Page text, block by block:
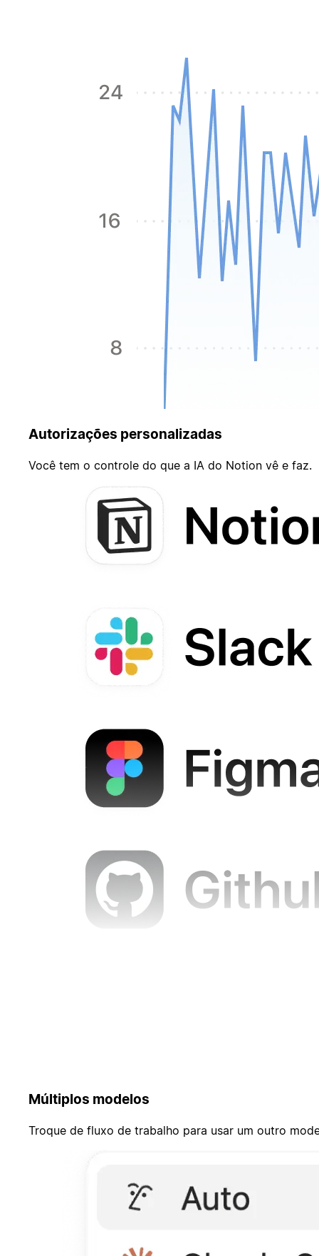
Autorizações personalizadas
Você tem o controle do que a IA do Notion vê e faz.
Múltiplos modelos
Troque de fluxo de trabalho para usar um outro